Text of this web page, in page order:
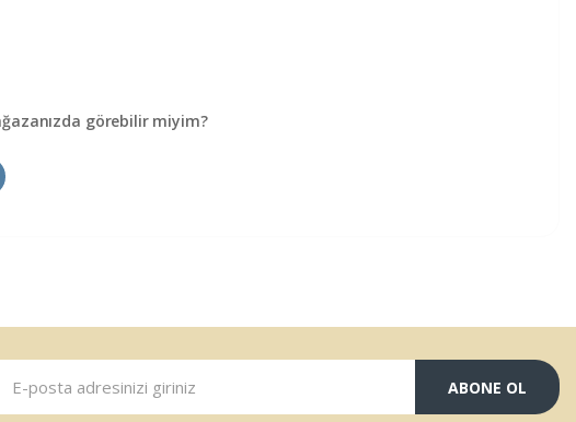
görebilir miyim?
ABONE OL